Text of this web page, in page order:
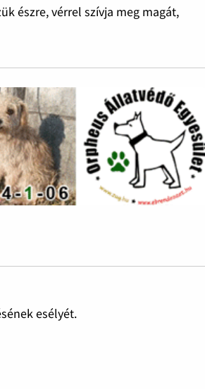
észre, vérrel szívja meg magát,
esélyét.